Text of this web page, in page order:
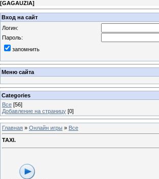
[GAGAUZIA]
Вход на сайт
Логин:
Пароль:
запомнить
Меню сайта
Categories
Все [56]
Добавление на страницу [0]
Главная » Онлайн игры » Все
TAXI.